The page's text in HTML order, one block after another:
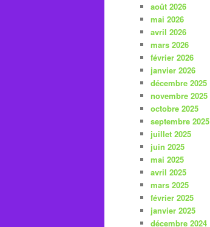
août 2026
mai 2026
avril 2026
mars 2026
février 2026
janvier 2026
décembre 2025
novembre 2025
octobre 2025
septembre 2025
juillet 2025
juin 2025
mai 2025
avril 2025
mars 2025
février 2025
janvier 2025
décembre 2024